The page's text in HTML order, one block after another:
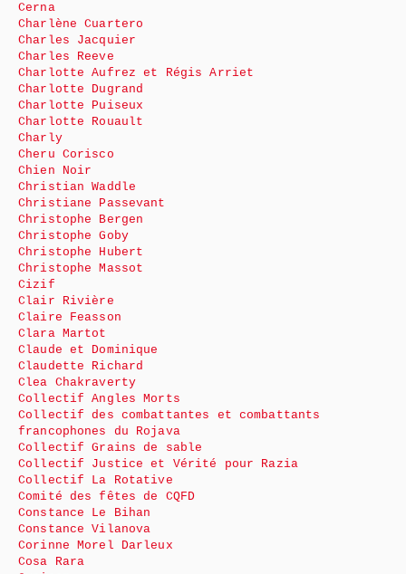
Cerna
Charlène Cuartero
Charles Jacquier
Charles Reeve
Charlotte Aufrez et Régis Arriet
Charlotte Dugrand
Charlotte Puiseux
Charlotte Rouault
Charly
Cheru Corisco
Chien Noir
Christian Waddle
Christiane Passevant
Christophe Bergen
Christophe Goby
Christophe Hubert
Christophe Massot
Cizif
Clair Rivière
Claire Feasson
Clara Martot
Claude et Dominique
Claudette Richard
Clea Chakraverty
Collectif Angles Morts
Collectif des combattantes et combattants
francophones du Rojava
Collectif Grains de sable
Collectif Justice et Vérité pour Razia
Collectif La Rotative
Comité des fêtes de CQFD
Constance Le Bihan
Constance Vilanova
Corinne Morel Darleux
Cosa Rara